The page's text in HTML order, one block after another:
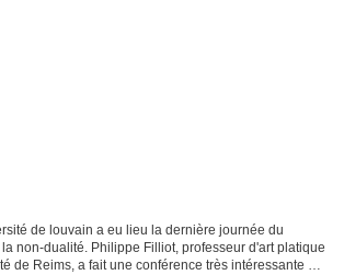
de louvain a eu lieu la dernière journée du
non-dualité. Philippe Filliot, professeur d'art platique
de Reims, a fait une conférence très intéressante sur